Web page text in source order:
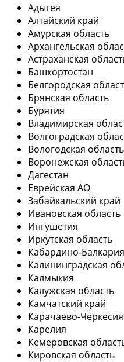
Адыгея
Алтайский край
Амурская область
Архангельская
Астраханская
Башкортостан
Белгородская
Брянская область
Бурятия
Владимирская
Волгоградская
Вологодская область
Воронежская
Дагестан
Еврейская АО
Забайкальский край
Ивановская область
Ингушетия
Иркутская область
Кабардино-Балкария
Калининградская
Калмыкия
Калужская область
Камчатский край
Карачаево-Черкесия
Карелия
Кемеровская
Кировская область